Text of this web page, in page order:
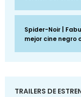
Spider-Noir |
mejor cine negro
TRAILERS DE